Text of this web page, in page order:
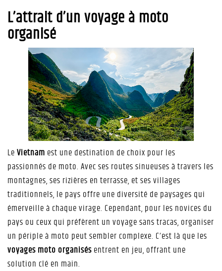
L’attrait d’un voyage à moto
organisé
LeVietnam est une destination de choix pour les
passionnés de moto. Avec ses routes sinueuses à travers les
montagnes, ses rizières en terrasse, et ses villages
traditionnels, le pays offre une diversité de paysages qui
émerveille à chaque virage. Cependant, pour les novices du
pays ou ceux qui préfèrent un voyage sans tracas, organiser
un périple à moto peut sembler complexe. C’est là que les
voyages moto organisésentrent en jeu, offrant une
solution clé en main.